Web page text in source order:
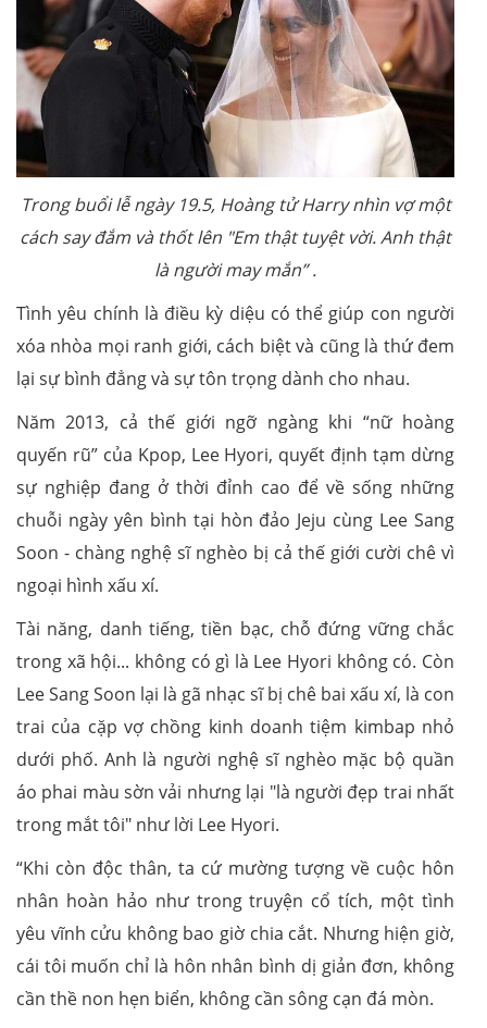
Trong buổi lễ ngày 19.5, Hoàng tử Harry nhìn vợ một
cách say đắm và thốt lên "Em thật tuyệt vời. Anh thật
là người may mắn” .
Tình yêu chính là điều kỳ diệu có thể giúp con người
xóa nhòa mọi ranh giới, cách biệt và cũng là thứ đem
lại sự bình đẳng và sự tôn trọng dành cho nhau.
Năm 2013, cả thế giới ngỡ ngàng khi “nữ hoàng
quyến rũ” của Kpop, Lee Hyori, quyết định tạm dừng
sự nghiệp đang ở thời đỉnh cao để về sống những
chuỗi ngày yên bình tại hòn đảo Jeju cùng Lee Sang
Soon - chàng nghệ sĩ nghèo bị cả thế giới cười chê vì
ngoại hình xấu xí.
Tài năng, danh tiếng, tiền bạc, chỗ đứng vững chắc
trong xã hội... không có gì là Lee Hyori không có. Còn
Lee Sang Soon lại là gã nhạc sĩ bị chê bai xấu xí, là con
trai của cặp vợ chồng kinh doanh tiệm kimbap nhỏ
dưới phố. Anh là người nghệ sĩ nghèo mặc bộ quần
áo phai màu sờn vải nhưng lại "là người đẹp trai nhất
trong mắt tôi" như lời Lee Hyori.
“Khi còn độc thân, ta cứ mường tượng về cuộc hôn
nhân hoàn hảo như trong truyện cổ tích, một tình
yêu vĩnh cửu không bao giờ chia cắt. Nhưng hiện giờ,
cái tôi muốn chỉ là hôn nhân bình dị giản đơn, không
cần thề non hẹn biển, không cần sông cạn đá mòn.